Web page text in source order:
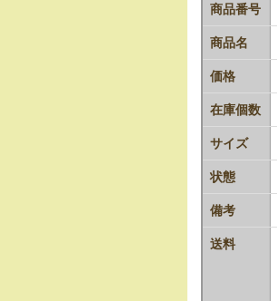
商品番号
商品名
価格
在庫個数
サイズ
状態
備考
送料